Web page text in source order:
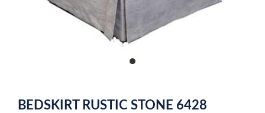
item
of
BEDSKIRT RUSTIC STONE 6428